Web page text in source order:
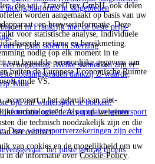
die wij, TravelTrex GmbH, ook delen
worden aangemaakt op basis van uw
en browserinformatie. Deze
voor statistische analyse, individuele
reclame en bereikmeting.
nodig (op elk moment in te
van bepaalde persoonlijke gegevens aan
buiten de Europese Economische Ruimte
in de VS.
accepteert u het gebruik van niet-
technologieën. Als u opweigeren
die technisch noodzakelijk zijn en die
het contract.
van cookies en de mogelijkheid om uw
in de informatie overCookie-Policy.
uitkijkplatforms in skigebieden
in Frankrijk met de beste prijs-
om te gaan skiën in Sterzing
oogopslag: Welke skimerken zijn er?
houdingsgraden dankzij Z-waarde,
Walk
tijd om wintersport te boeken?
informatie over deze populaire wintersport
Deze wintersportverzekeringen zijn echt
het juiste gedrag tijdens